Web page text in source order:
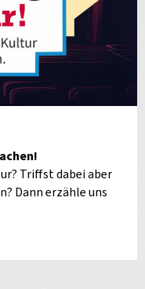
Triffst dabei aber
Dann erzähle uns